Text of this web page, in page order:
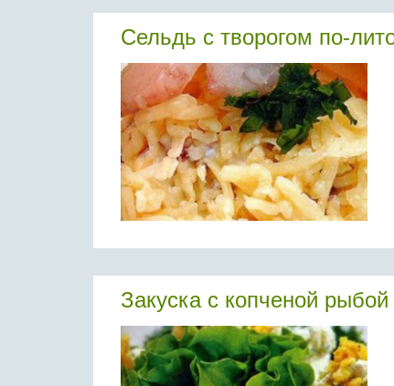
Сельдь с творогом по-
Закуска с копченой рыбой